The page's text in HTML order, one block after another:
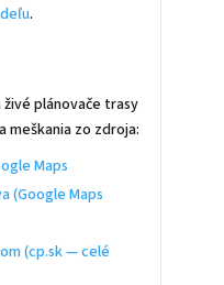
.
plánovače trasy
meškania zo zdroja:
Maps
(Google Maps
(cp.sk — celé